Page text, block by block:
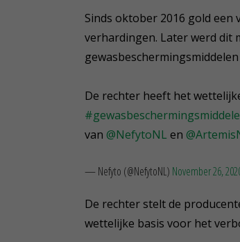
Sinds oktober 2016 gold
verhardingen. Later werd dit
De rechter heeft het
van @NefytoNL en
— Nefyto (@NefytoNL) November 26,
De rechter stelt de
wettelijke basis voor het